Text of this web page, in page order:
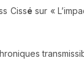
Cissé sur «